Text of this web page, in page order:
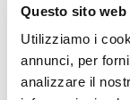
Questo sito
Utilizziamo i
annunci, per
analizzare il
CookieCon
sent [x5]
ISPI